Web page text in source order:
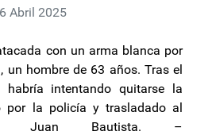
Abril 2025
con un arma blanca por
un hombre de 63 años. Tras el
habría intentando quitarse la
por la policía y trasladado al
Juan Bautista. –